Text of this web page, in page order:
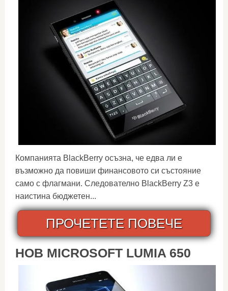
Компанията BlackBerry осъзна, че едва ли е
възможно да повиши финансовото си състояние
само с флагмани. Следователно BlackBerry Z3 е
наистина бюджетен...
ПРОЧЕТЕТЕ ПОВЕЧЕ
НОВ MICROSOFT LUMIA 650